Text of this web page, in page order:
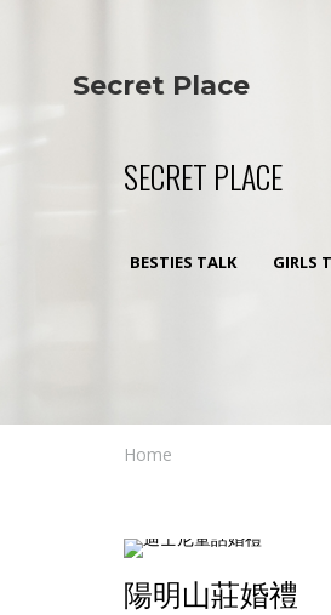
Secret Place
SECRET PLACE
BESTIES TALK GIRLS
Home
陽明山莊婚禮